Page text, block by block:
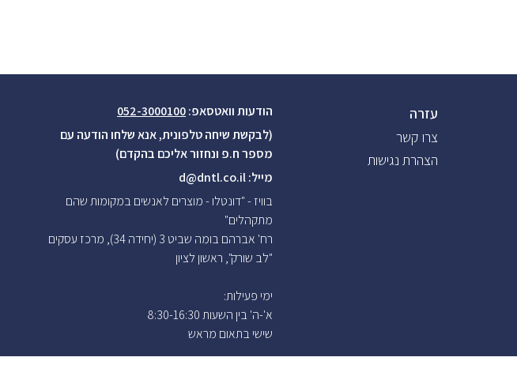
עזרה
צרו קשר
הצהרת נגישות
הודעות וואטסאפ:052-3000100
(לבקשת שיחה טלפונית, אנא שלחו הודעה עם
מספר ח.פ ונחזור אליכם בהקדם)
מייל:d@dntl.co.il
בוויז - "דונטלו - מוצרים לאנשים במקומות שהם
מתקהלים"
רח' אברהם בומה שביט 3 (יחידה 34), מרכז עסקים
"לב שורק", ראשון לציון
ימי פעילות:
א'-ה' בין השעות 8:30-16:30
שישי בתאום מראש